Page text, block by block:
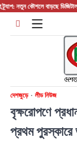
Skipকৌশলে বাড়ছে ডিজিটাল
দেশজুড়ে লীড নিউজ
বৃক্ষরোপণে
প্রথম পুরস্কারে